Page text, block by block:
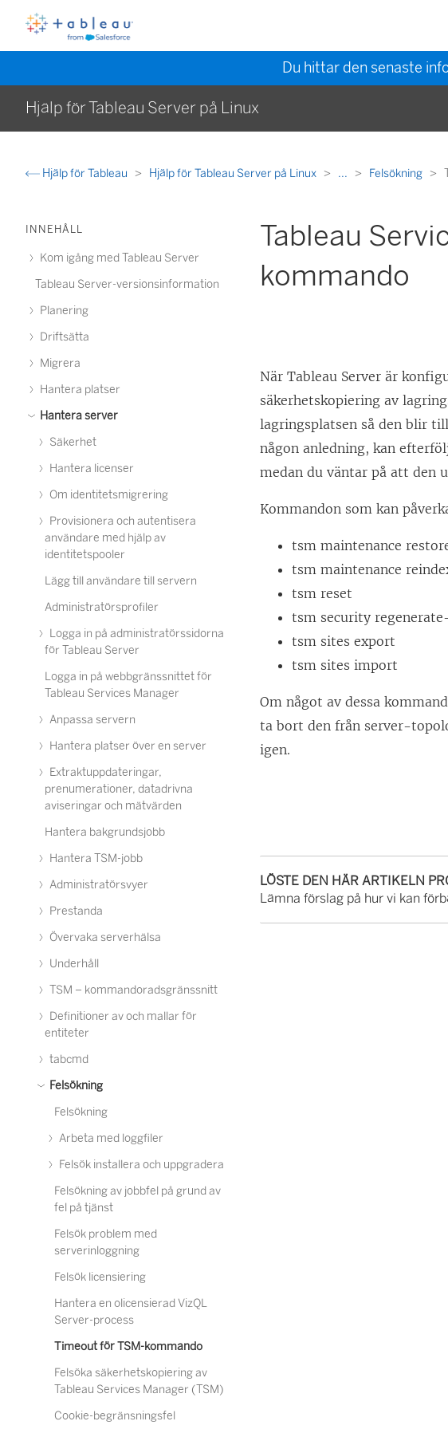
Du hittar den senaste
Hjälp för Tableau Server på Linux
Hjälp för Tableau Hjälp för Tableau Server på Linux ... Felsökning
INNEHÅLL
Kom igång med Tableau Server
Tableau Server-versionsinformation
Planering
Driftsätta
Migrera
Hantera platser
Hantera server
Säkerhet
Hantera licenser
Om identitetsmigrering
Provisionera och autentisera
användare med hjälp av
identitetspooler
Lägg till användare till servern
Administratörsprofiler
Logga in på administratörssidorna
för Tableau Server
Logga in på webbgränssnittet för
Tableau Services Manager
Anpassa servern
Hantera platser över en server
Extraktuppdateringar,
prenumerationer, datadrivna
aviseringar och mätvärden
Hantera bakgrundsjobb
Hantera TSM-jobb
Administratörsvyer
Prestanda
Övervaka serverhälsa
Underhåll
TSM – kommandoradsgränssnitt
Definitioner av och mallar för
entiteter
tabcmd
Felsökning
Felsökning
Arbeta med loggfiler
Felsök installera och uppgradera
Felsökning av jobbfel på grund av
fel på tjänst
Felsök problem med
serverinloggning
Felsök licensiering
Hantera en olicensierad VizQL
Server-process
Timeout för TSM-kommando
Felsöka säkerhetskopiering av
Tableau Services Manager (TSM)
Cookie-begränsningsfel
Tableau
kommando
När Tableau Server är
säkerhetskopiering av
lagringsplatsen så den blir
någon anledning, kan
medan du väntar på att den
Kommandon som kan
tsm maintenance
tsm maintenance
tsm reset
tsm security
tsm sites export
tsm sites import
Om något av dessa
ta bort den från server-
igen.
LÖSTE DEN HÄR ARTIKELN
Lämna förslag på hur vi kan